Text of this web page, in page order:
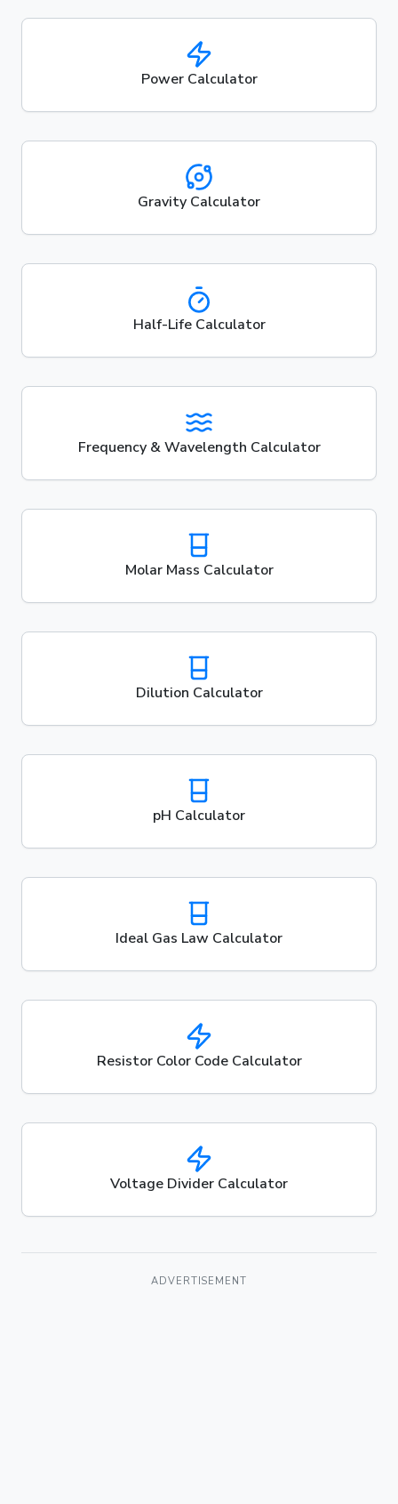
Power Calculator
Gravity Calculator
Half-Life Calculator
Frequency & Wavelength Calculator
Molar Mass Calculator
Dilution Calculator
pH Calculator
Ideal Gas Law Calculator
Resistor Color Code Calculator
Voltage Divider Calculator
ADVERTISEMENT